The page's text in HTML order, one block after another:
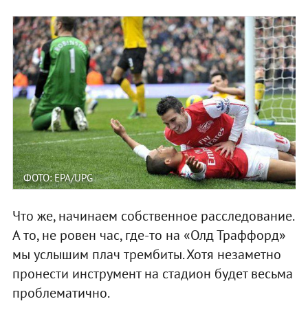
ФОТО: EPA/UPG
Что же, начинаем собственное расследование.
А то, не ровен час, где-то на «Олд Траффорд»
мы услышим плач трембиты. Хотя незаметно
пронести инструмент на стадион будет весьма
проблематично.